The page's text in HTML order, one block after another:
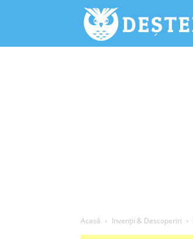
Acasă Invenții & Descoperiri